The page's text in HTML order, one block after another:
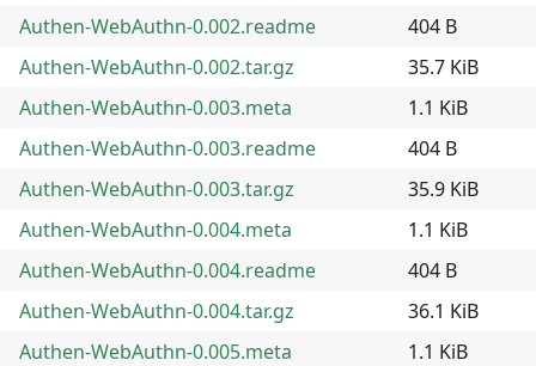
Authen-WebAuthn-0.002.readme
404 B
Authen-WebAuthn-0.002.tar.gz
35.7 KiB
Authen-WebAuthn-0.003.meta
1.1 KiB
Authen-WebAuthn-0.003.readme
404 B
Authen-WebAuthn-0.003.tar.gz
35.9 KiB
Authen-WebAuthn-0.004.meta
1.1 KiB
Authen-WebAuthn-0.004.readme
404 B
Authen-WebAuthn-0.004.tar.gz
36.1 KiB
Authen-WebAuthn-0.005.meta
1.1 KiB